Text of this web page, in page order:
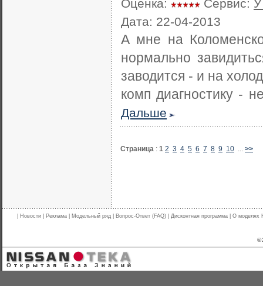
Оценка: Сервис:
Дата: 22-04-2013
А мне на
нормально
заводится - и на
комп диагностику -
Дальше
Страница : 1 2 3 4 5 6 7 8 9 10 ... >>
Новости Реклама Модельный ряд Вопрос-Ответ (FAQ) Дисконтная программа О моделях
©